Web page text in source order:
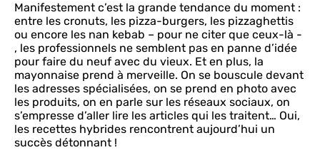
Manifestement c’est la grande tendance du moment :
entre les cronuts, les pizza-burgers, les pizzaghettis
ou encore les nan kebab – pour ne citer que ceux-là -
, les professionnels ne semblent pas en panne d’idée
pour faire du neuf avec du vieux. Et en plus, la
mayonnaise prend à merveille. On se bouscule devant
les adresses spécialisées, on se prend en photo avec
les produits, on en parle sur les réseaux sociaux, on
s’empresse d’aller lire les articles qui les traitent… Oui,
les recettes hybrides rencontrent aujourd’hui un
succès détonnant !